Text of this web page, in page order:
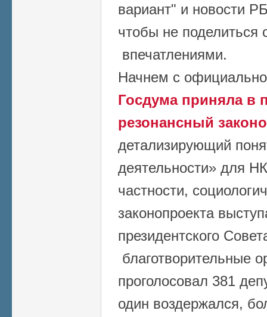
вариант" и новости
чтобы не поделиться
впечатлениями.
Начнем с
Госдума приняла в
резонансный
детализирующий
деятельности» для
частности,
законопроекта
президентского
благотворительные
проголосовал 381
один воздержался,